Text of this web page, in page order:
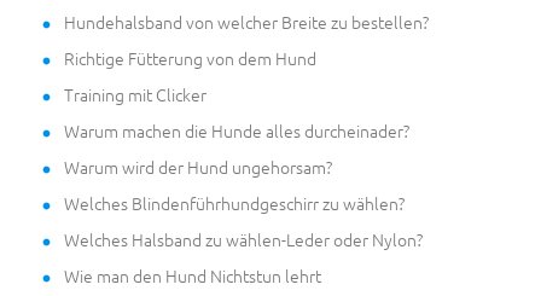
Hundehalsband von welcher Breite zu bestellen?
Richtige Fütterung von dem Hund
Training mit Clicker
Warum machen die Hunde alles durcheinader?
Warum wird der Hund ungehorsam?
Welches Blindenführhundgeschirr zu wählen?
Welches Halsband zu wählen-Leder oder Nylon?
Wie man den Hund Nichtstun lehrt